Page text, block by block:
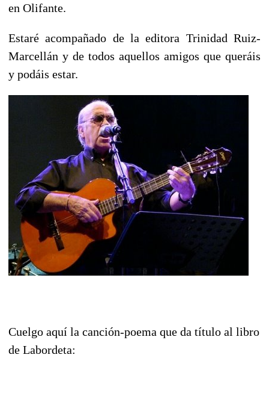
en Olifante.
Estaré acompañado de la editora Trinidad Ruiz-
Marcellán y de todos aquellos amigos que queráis
y podáis estar.
Cuelgo aquí la canción-poema que da título al libro
de Labordeta: